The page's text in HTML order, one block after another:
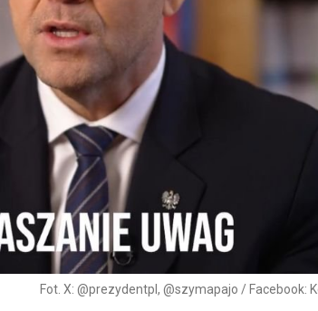
Fot. X: @prezydentpl, @szymapajo / Facebook: